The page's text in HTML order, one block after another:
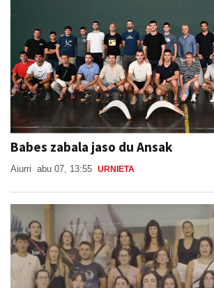
Babes zabala jaso du Ansak
Aiurri abu 07, 13:55 URNIETA